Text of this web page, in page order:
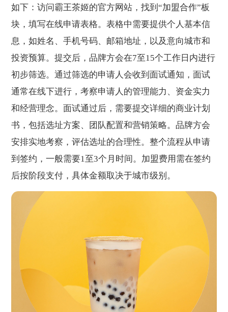
如下：访问霸王茶姬的官方网站，找到“加盟合作”板
块，填写在线申请表格。表格中需要提供个人基本信
息，如姓名、手机号码、邮箱地址，以及意向城市和
投资预算。提交后，品牌方会在7至15个工作日内进行
初步筛选。通过筛选的申请人会收到面试通知，面试
通常在线下进行，考察申请人的管理能力、资金实力
和经营理念。面试通过后，需要提交详细的商业计划
书，包括选址方案、团队配置和营销策略。品牌方会
安排实地考察，评估选址的合理性。整个流程从申请
到签约，一般需要1至3个月时间。加盟费用需在签约
后按阶段支付，具体金额取决于城市级别。